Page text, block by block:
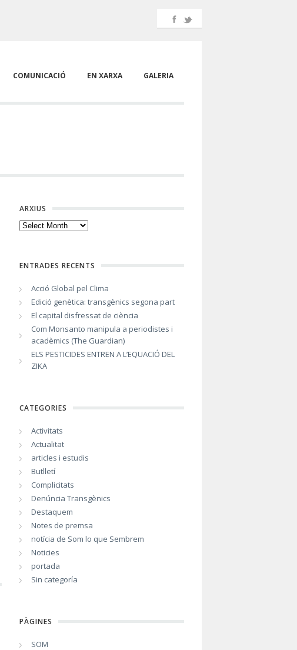
COMUNICACIÓ EN XARXA GALERIA
ARXIUS
Arxius
ENTRADES RECENTS
Acció Global pel Clima
Edició genètica: transgènics segona part
El capital disfressat de ciència
Com Monsanto manipula a periodistes i
acadèmics (The Guardian)
ELS PESTICIDES ENTREN A L’EQUACIÓ DEL
ZIKA
CATEGORIES
Activitats
Actualitat
articles i estudis
Butlletí
Complicitats
Denúncia Transgènics
Destaquem
Notes de premsa
notícia de Som lo que Sembrem
Noticies
portada
Sin categoría
PÀGINES
SOM